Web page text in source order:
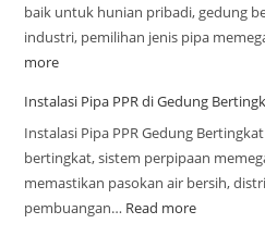
baik untuk hunian pribadi, gedung
industri, pemilihan jenis pipa
more
Instalasi Pipa PPR di Gedung
Instalasi Pipa PPR Gedung
bertingkat, sistem perpipaan
memastikan pasokan air bersih,
pembuangan… Read more